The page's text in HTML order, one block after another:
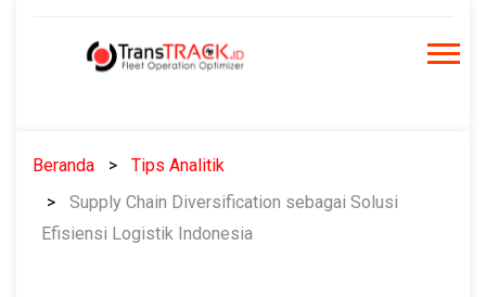
Beranda
Tips Analitik
Supply Chain Diversification sebagai Solusi
Efisiensi Logistik Indonesia